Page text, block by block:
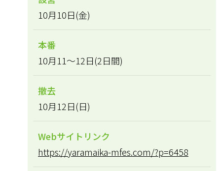
10月10日(金)
本番
10月11～12日(2日間)
撤去
10月12日(日)
Webサイトリンク
https://yaramaika-mfes.com/?p=6458